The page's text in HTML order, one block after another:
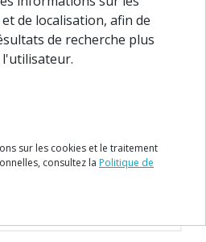
de localisation, afin de
de recherche plus
sur les cookies et le traitement
consultez la Politique de